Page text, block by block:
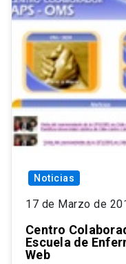
Noticias
17 de Marzo de
Centro
Escuela de
Web